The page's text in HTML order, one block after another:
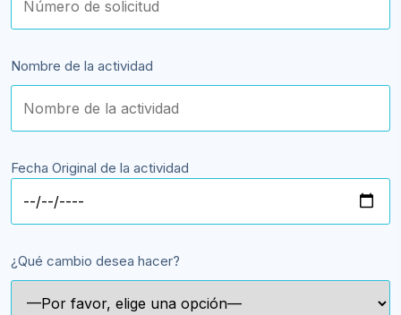
Nombre de la actividad
Fecha Original de la actividad
¿Qué cambio desea hacer?